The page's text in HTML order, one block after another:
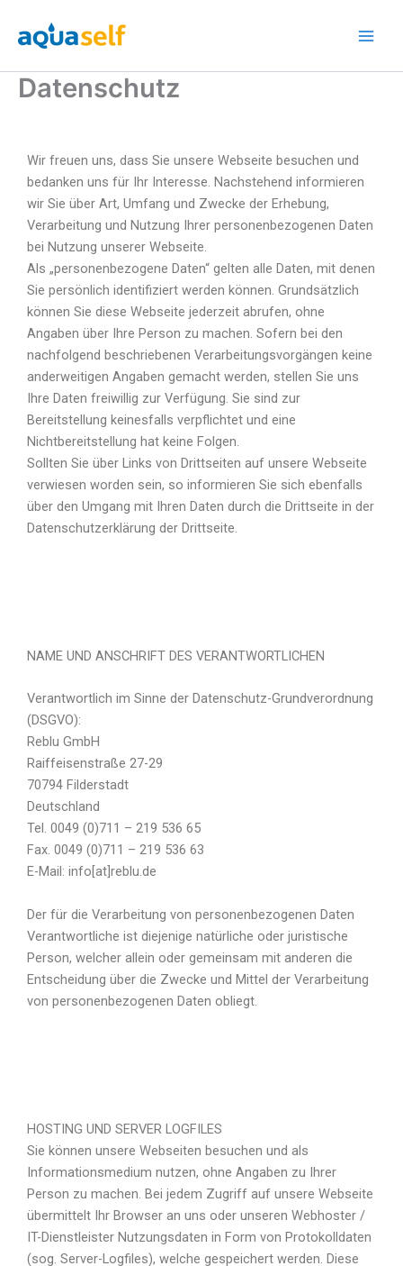
Inhalt
springen
Datenschutz
Wir freuen uns, dass Sie unsere Webseite besuchen und
bedanken uns für Ihr Interesse. Nachstehend informieren
wir Sie über Art, Umfang und Zwecke der Erhebung,
Verarbeitung und Nutzung Ihrer personenbezogenen Daten
bei Nutzung unserer Webseite.
Als „personenbezogene Daten“ gelten alle Daten, mit denen
Sie persönlich identifiziert werden können. Grundsätzlich
können Sie diese Webseite jederzeit abrufen, ohne
Angaben über Ihre Person zu machen. Sofern bei den
nachfolgend beschriebenen Verarbeitungsvorgängen keine
anderweitigen Angaben gemacht werden, stellen Sie uns
Ihre Daten freiwillig zur Verfügung. Sie sind zur
Bereitstellung keinesfalls verpflichtet und eine
Nichtbereitstellung hat keine Folgen.
Sollten Sie über Links von Drittseiten auf unsere Webseite
verwiesen worden sein, so informieren Sie sich ebenfalls
über den Umgang mit Ihren Daten durch die Drittseite in der
Datenschutzerklärung der Drittseite.
NAME UND ANSCHRIFT DES VERANTWORTLICHEN
Verantwortlich im Sinne der Datenschutz-Grundverordnung
(DSGVO):
Reblu GmbH
Raiffeisenstraße 27-29
70794 Filderstadt
Deutschland
Tel. 0049 (0)711 – 219 536 65
Fax. 0049 (0)711 – 219 536 63
E-Mail: info[at]reblu.de
Der für die Verarbeitung von personenbezogenen Daten
Verantwortliche ist diejenige natürliche oder juristische
Person, welcher allein oder gemeinsam mit anderen die
Entscheidung über die Zwecke und Mittel der Verarbeitung
von personenbezogenen Daten obliegt.
HOSTING UND SERVER LOGFILES
Sie können unsere Webseiten besuchen und als
Informationsmedium nutzen, ohne Angaben zu Ihrer
Person zu machen. Bei jedem Zugriff auf unsere Webseite
übermittelt Ihr Browser an uns oder unseren Webhoster /
IT-Dienstleister Nutzungsdaten in Form von Protokolldaten
(sog. Server-Logfiles), welche gespeichert werden. Diese